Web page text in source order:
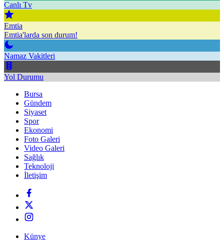
Canlı Tv
Emtia
Emtia'larda son durum!
Namaz Vakitleri
Yol Durumu
Bursa
Gündem
Siyaset
Spor
Ekonomi
Foto Galeri
Video Galeri
Sağlık
Teknoloji
İletişim
Künye